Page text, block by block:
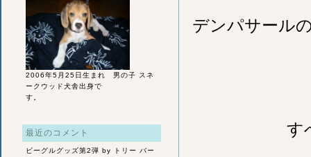
2006年5月25日生まれ 男の子 スネ
ークウッド犬舎出身で
す。
最近のコメント
ビーグルグッズ第2弾 by トリー バー
デンパサール
す